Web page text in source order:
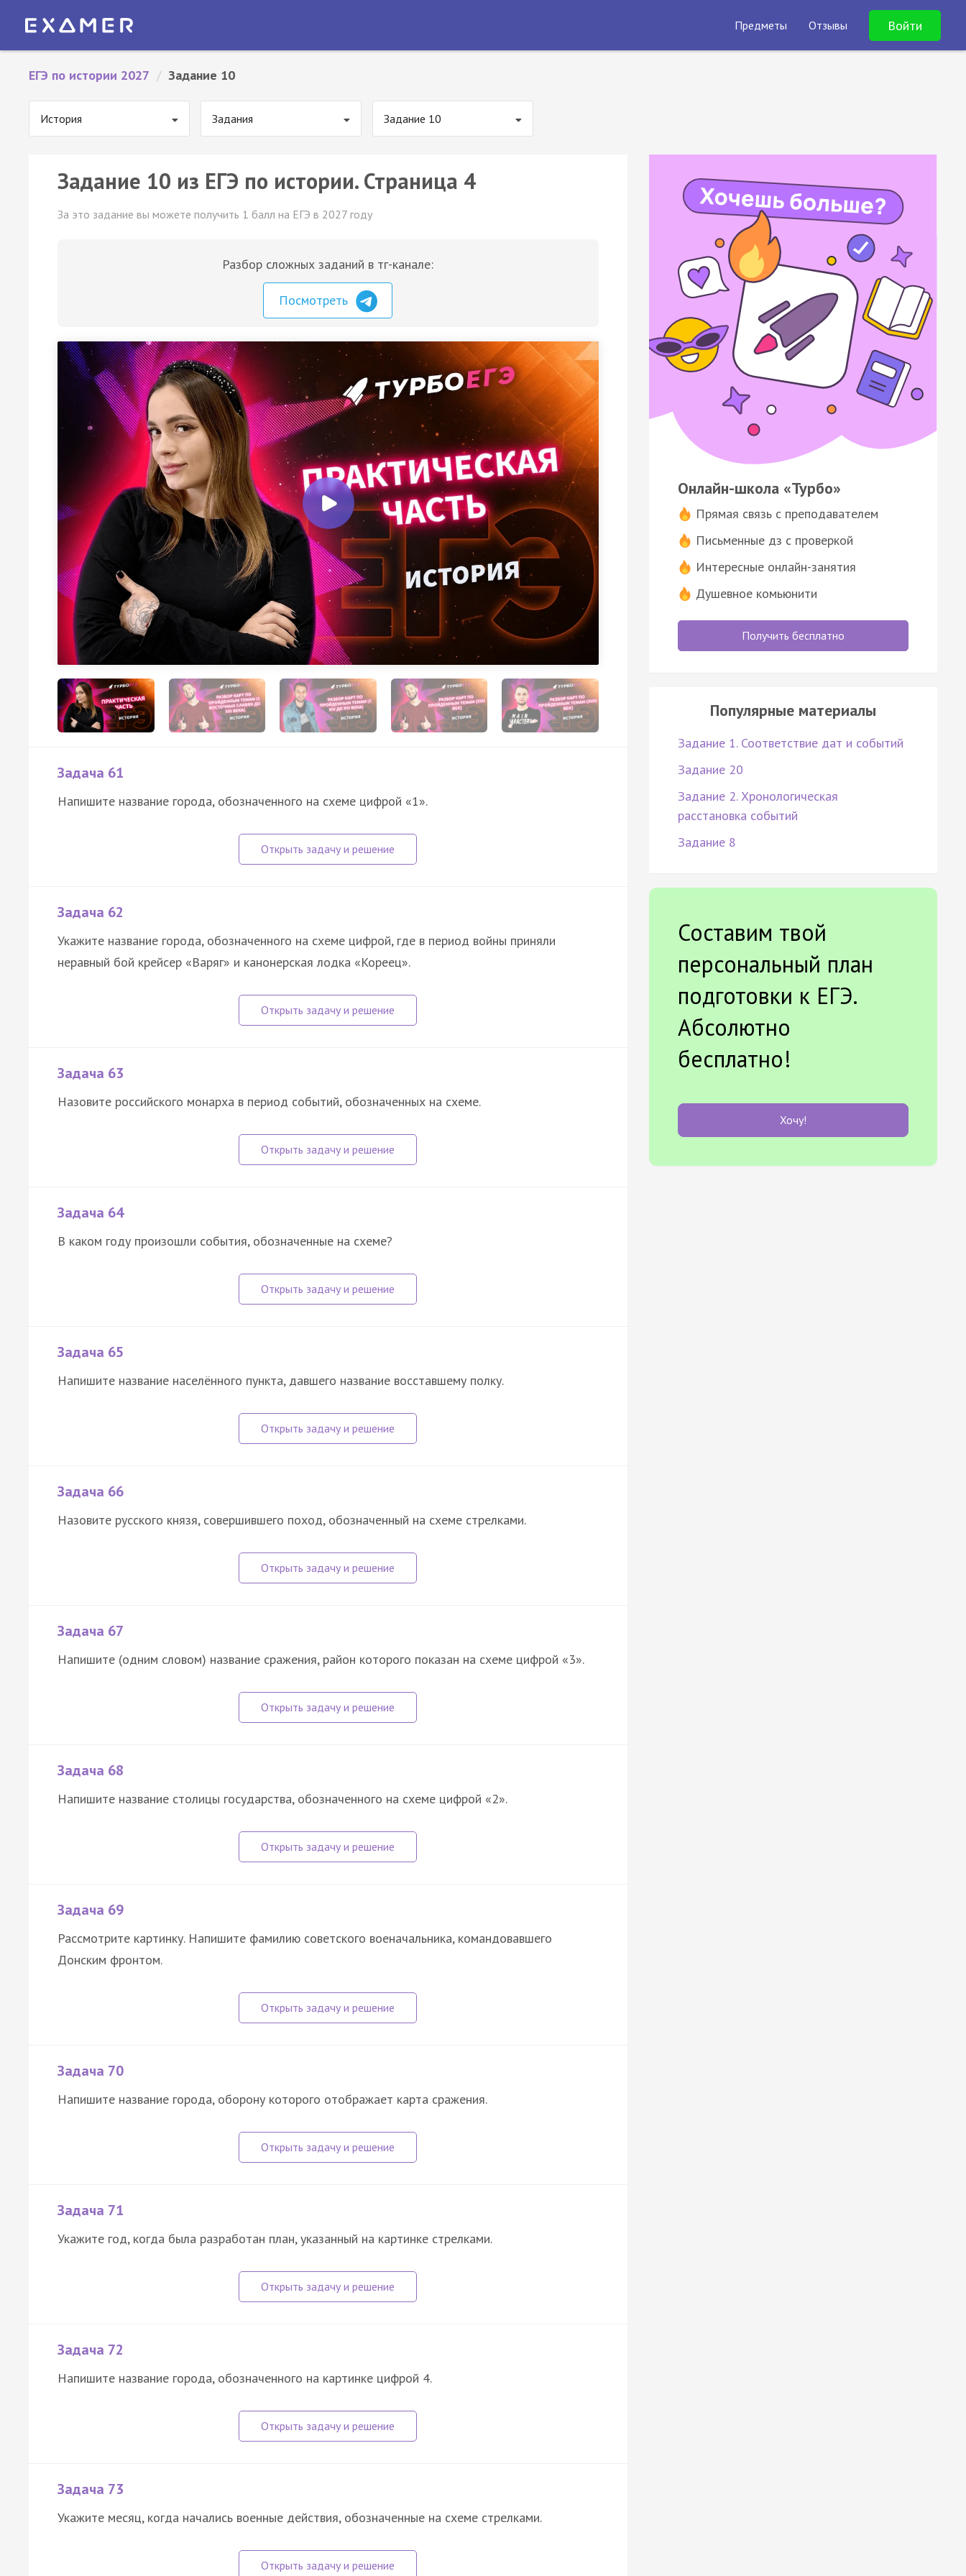
Предметы Отзывы Войти
ЕГЭ по истории 2027 / Задание 10
История Задания Задание 10
Задание 10 из ЕГЭ по истории. Страница 4
За это задание вы можете получить 1 балл на ЕГЭ в 2027 году
Разбор сложных заданий в тг-канале:
Посмотреть
Задача 61
Напишите название города, обозначенного на схеме цифрой «1».
Задача 62
Укажите название города, обозначенного на схеме цифрой, где в период войны приняли
неравный бой крейсер «Варяг» и канонерская лодка «Кореец».
Задача 63
Назовите российского монарха в период событий, обозначенных на схеме.
Задача 64
В каком году произошли события, обозначенные на схеме?
Задача 65
Напишите название населённого пункта, давшего название восставшему полку.
Задача 66
Назовите русского князя, совершившего поход, обозначенный на схеме стрелками.
Задача 67
Напишите (одним словом) название сражения, район которого показан на схеме цифрой «3».
Задача 68
Напишите название столицы государства, обозначенного на схеме цифрой «2».
Задача 69
Рассмотрите картинку. Напишите фамилию советского военачальника, командовавшего
Донским фронтом.
Задача 70
Напишите название города, оборону которого отображает карта сражения.
Задача 71
Укажите год, когда была разработан план, указанный на картинке стрелками.
Задача 72
Напишите название города, обозначенного на картинке цифрой 4.
Задача 73
Укажите месяц, когда начались военные действия, обозначенные на схеме стрелками.
Онлайн-школа «Турбо»
Прямая связь с преподавателем
Письменные дз с проверкой
Интересные онлайн-занятия
Душевное комьюнити
Получить бесплатно
Популярные материалы
Задание 1. Соответствие дат и событий
Задание 20
Задание 2. Хронологическая
расстановка событий
Задание 8
Составим твой
персональный план
подготовки к ЕГЭ.
Абсолютно
бесплатно!
Хочу!